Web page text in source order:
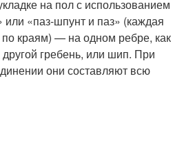
на пол с использованием
или «паз-шпунт и паз» (каждая
краям) — на одном ребре, как
гребень, или шип. При
они составляют всю